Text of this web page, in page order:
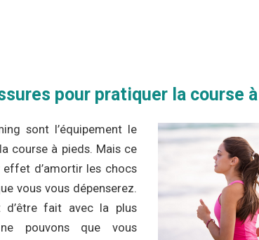
pour pratiquer la course
sont l’équipement le
course à pieds. Mais ce
d’amortir les chocs
vous vous dépenserez.
d’être fait avec la plus
pouvons que vous